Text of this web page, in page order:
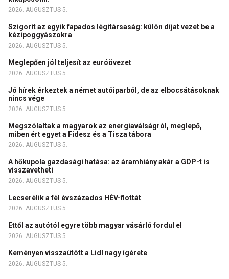
2026. AUGUSZTUS 5.
Szigorít az egyik fapados légitársaság: külön díjat vezet be a
kézipoggyászokra
2026. AUGUSZTUS 5.
Meglepően jól teljesít az euróövezet
2026. AUGUSZTUS 5.
Jó hírek érkeztek a német autóiparból, de az elbocsátásoknak
nincs vége
2026. AUGUSZTUS 5.
Megszólaltak a magyarok az energiaválságról, meglepő,
miben ért egyet a Fidesz és a Tisza tábora
2026. AUGUSZTUS 5.
A hőkupola gazdasági hatása: az áramhiány akár a GDP-t is
visszavetheti
2026. AUGUSZTUS 5.
Lecserélik a fél évszázados HÉV-flottát
2026. AUGUSZTUS 5.
Ettől az autótól egyre több magyar vásárló fordul el
2026. AUGUSZTUS 5.
Keményen visszaütött a Lidl nagy ígérete
2026. AUGUSZTUS 5.